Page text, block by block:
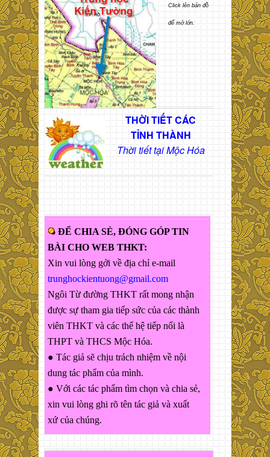
Click lên bản đồ
để mở lớn.
THỜI TIẾT CÁC
TỈNH THÀNH
Thời tiết tại Mộc Hóa
ĐỂ CHIA SẺ, ĐÓNG GÓP TIN
BÀI CHO WEB THKT:
Xin vui lòng gởi về địa chỉ e-mail
trunghockientuong@gmail.com
Ngôi Từ đường THKT rất mong nhận
được sự tham gia tiếp sức của các thành
viên THKT và các thế hệ tiếp nối là
THPT và THCS Mộc Hóa.
● Tác giả sẽ chịu trách nhiệm về nội
dung tác phẩm của mình.
● Với các tác phẩm tìm chọn và chia sẻ,
xin vui lòng ghi rõ tên tác giả và xuất
xứ của chúng.